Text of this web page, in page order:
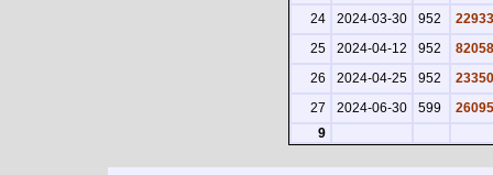
24
2024-03-30 952
22933
25
2024-04-12 952
82058
26
2024-04-25 952
23350
27
2024-06-30 599
26095
9